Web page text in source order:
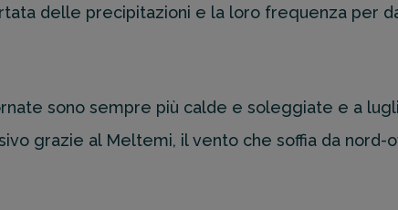
delle precipitazioni e la loro frequenza per
sono sempre più calde e soleggiate e a
grazie al Meltemi, il vento che soffia da